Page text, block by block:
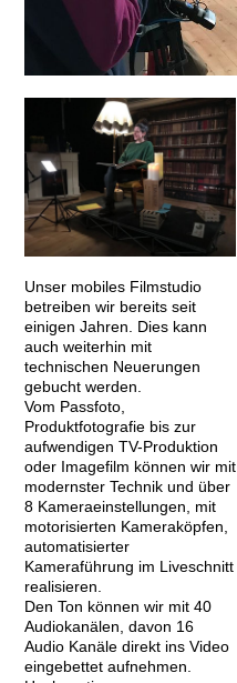
Unser mobiles Filmstudio
betreiben wir bereits seit
einigen Jahren. Dies kann
auch weiterhin mit
technischen Neuerungen
gebucht werden.
Vom Passfoto,
Produktfotografie bis zur
aufwendigen TV-Produktion
oder Imagefilm können wir mit
modernster Technik und über
8 Kameraeinstellungen, mit
motorisierten Kameraköpfen,
automatisierter
Kameraführung im Liveschnitt
realisieren.
Den Ton können wir mit 40
Audiokanälen, davon 16
Audio Kanäle direkt ins Video
eingebettet aufnehmen.